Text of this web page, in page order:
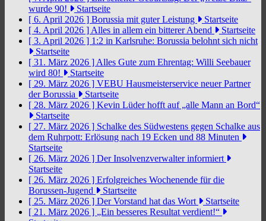
wurde 90!
Startseite
[ 6. April 2026 ] Borussia mit guter Leistung
Startseite
[ 4. April 2026 ] Alles in allem ein bitterer Abend
Startseite
[ 3. April 2026 ] 1:2 in Karlsruhe: Borussia belohnt sich nicht
Startseite
[ 31. März 2026 ] Alles Gute zum Ehrentag: Willi Seebauer
wird 80!
Startseite
[ 29. März 2026 ] VEBU Hausmeisterservice neuer Partner
der Borussia
Startseite
[ 28. März 2026 ] Kevin Lüder hofft auf „alle Mann an Bord“
Startseite
[ 27. März 2026 ] Schalke des Südwestens gegen Schalke aus
dem Ruhrpott: Erlösung nach 19 Ecken und 88 Minuten
Startseite
[ 26. März 2026 ] Der Insolvenzverwalter informiert
Startseite
[ 26. März 2026 ] Erfolgreiches Wochenende für die
Borussen-Jugend
Startseite
[ 25. März 2026 ] Der Vorstand hat das Wort
Startseite
[ 21. März 2026 ] „Ein besseres Resultat verdient!“